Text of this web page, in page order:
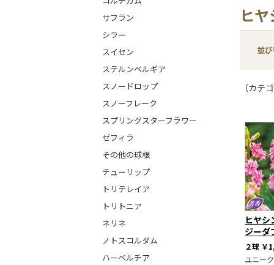
サフラン
シラー
スイセン
ステルンベルギア
スノードロップ
スノーフレーク
スプリングスターフラワー
ゼフィラ
その他の球根
チューリップ
トリテレイア
トリトニア
ネリネ
ノトスコルダム
ハーベルチア
ヒ
並
（カテ
ヒヤ
ジーダ
２球 ￥
ユニー